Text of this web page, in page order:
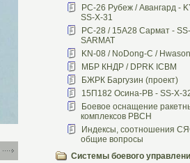
РС-26 Рубеж / Авангард -
SS-X-31
РС-28 / 15А28 Сармат -
SARMAT
KN-08 / NoDong-C /
МБР КНДР / DPRK ICBM
БЖРК Баргузин (проект)
15П182 Осина-РВ - SS-X-
Боевое оснащение
комплексов РВСН
Индексы, соотношения
общие вопросы
Системы боевого